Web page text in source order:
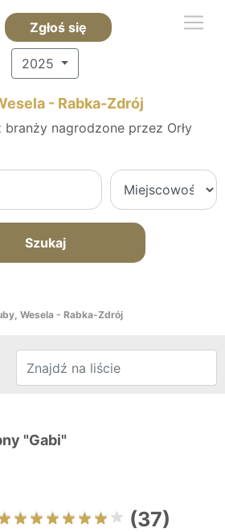
Zgłoś się
2025
- Rabka-Zdrój
nagrodzone przez Orły
Szukaj
Wesela - Rabka-Zdrój
"Gabi"
(37)